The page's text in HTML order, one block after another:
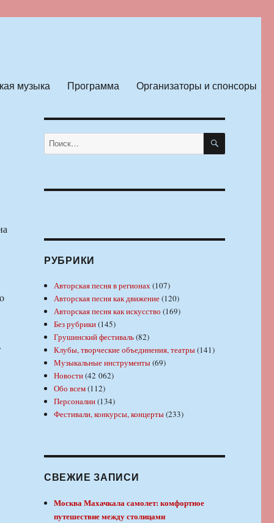
музыка Программа Организаторы и спонсоры
Искать: ПОИСК
РУБРИКИ
Авторская песня в регионах(107)
Авторская песня как движение(120)
Авторская песня как искусство (169)
Без рубрики(145)
Грушинский фестиваль(82)
Клубы, творческие объединения, театры(141)
Музыкальные инструменты(69)
Новости(42 062)
Обо всем(112)
Персоналии(134)
Фестивали, конкурсы, концерты(233)
СВЕЖИЕ ЗАПИСИ
Москва Махачкала самолет: комфортное
путешествие между столицами